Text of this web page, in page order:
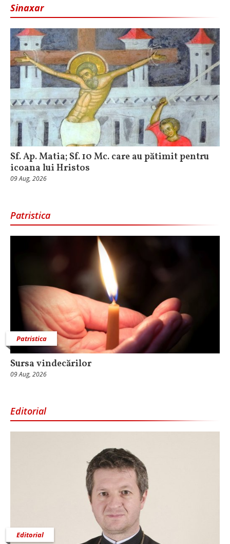
Sinaxar
Sf. Ap. Matia; Sf. 10 Mc. care au pătimit pentru
icoana lui Hristos
09 Aug, 2026
Patristica
Patristica
Sursa vindecărilor
09 Aug, 2026
Editorial
Editorial